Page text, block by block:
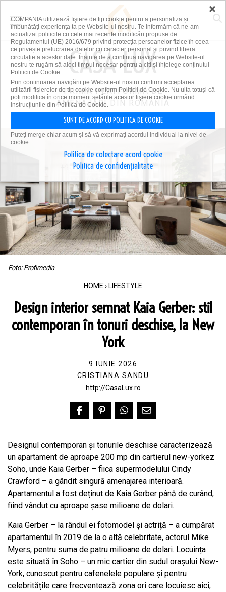
PRIMA PLATFORMĂ DE
AMENAJĂRI DIN ROMÂNIA
Foto: Profimedia
HOME › LIFESTYLE
Design interior semnat Kaia Gerber: stil
contemporan în tonuri deschise, la New
York
9 IUNIE 2026
CRISTIANA SANDU
http://CasaLux.ro
Designul contemporan și tonurile deschise caracterizează
un apartament de aproape 200 mp din cartierul new-yorkez
Soho, unde Kaia Gerber – fiica supermodelului Cindy
Crawford – a gândit singură amenajarea interioară.
Apartamentul a fost deținut de Kaia Gerber până de curând,
fiind vândut cu aproape șase milioane de dolari.
Kaia Gerber – la rândul ei fotomodel și actriță – a cumpărat
apartamentul în 2019 de la o altă celebritate, actorul Mike
Myers, pentru suma de patru milioane de dolari. Locuința
este situată în Soho – un mic cartier din sudul orașului New-
York, cunoscut pentru cafenelele populare și pentru
celebritățile care frecventează zona ori care locuiesc aici,
×
COMPANIA utilizează fişiere de tip cookie pentru a personaliza și
îmbunătăți experiența ta pe Website-ul nostru. Te informăm că ne-am
actualizat politicile cu cele mai recente modificări propuse de
Regulamentul (UE) 2016/679 privind protecția persoanelor fizice în ceea
ce privește prelucrarea datelor cu caracter personal și privind libera
circulație a acestor date. Înainte de a continua navigarea pe Website-ul
nostru te rugăm să aloci timpul necesar pentru a citi și înțelege conținutul
Politicii de Cookie.
Prin continuarea navigării pe Website-ul nostru confirmi acceptarea
utilizării fişierelor de tip cookie conform Politicii de Cookie. Nu uita totuși că
poți modifica în orice moment setările acestor fişiere cookie urmând
instrucțiunile din Politica de Cookie.
SUNT DE ACORD CU POLITICA DE COOKIE
Puteți merge chiar acum și să vă exprimați acordul individual la nivel de
cookie:
Politica de colectare acord cookie
Politica de confidențialitate